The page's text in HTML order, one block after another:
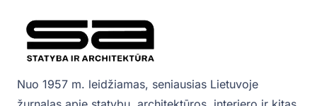
Nuo 1957 m. leidžiamas, seniausias Lietuvoje